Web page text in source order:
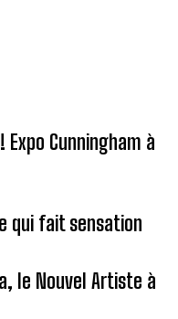
Cunningham à
qui fait sensation
le Nouvel Artiste à